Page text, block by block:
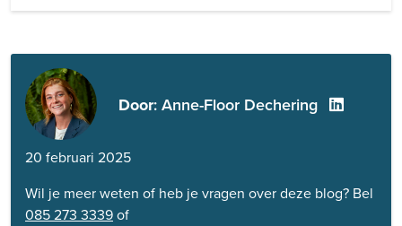
Door: Anne-Floor Dechering
20 februari 2025
Wil je meer weten of heb je vragen over deze blog? Bel
085 273 3339of